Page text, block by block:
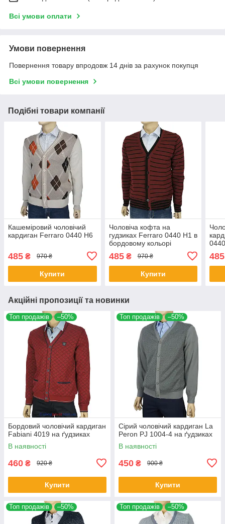
Всі умови оплати
Умови повернення
Повернення товару впродовж 14 днів за рахунок покупця
Всі умови повернення
Подібні товари компанії
Кашеміровий чоловічий
кардиган Ferraro 0440 Н6
485 ₴ 970 ₴
Купити
Чоловіча кофта на
гудзиках Ferraro 0440 Н1 в
бордовому кольорі
485₴ 970 ₴
Купити
485
Акційні пропозиції та новинки
Топ продажів –50%
Бордовий чоловічий кардиган
Fabiani 4019 на ґудзиках
В наявності
460 ₴ 920 ₴
Купити
Топ продажів –50%
Сірий чоловічий кардиган La
Peron PJ 1004-4 на ґудзиках
В наявності
450 ₴ 900 ₴
Купити
Топ продажів –50% Топ продажів –50%